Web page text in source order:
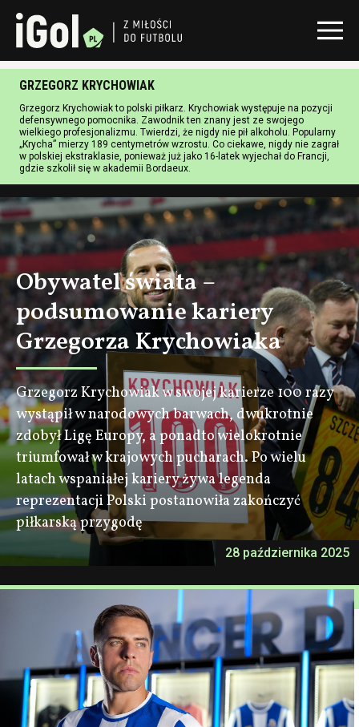
GRZEGORZ KRYCHOWIAK
Grzegorz Krychowiak to polski piłkarz. Krychowiak występuje na pozycji
defensywnego pomocnika. Zawodnik ten znany jest ze swojego
wielkiego profesjonalizmu. Twierdzi, że nigdy nie pił alkoholu. Popularny
„Krycha” mierzy 189 centymetrów wzrostu. Co ciekawe, nigdy nie zagrał
w polskiej ekstraklasie, ponieważ już jako 16-latek wyjechał do Francji,
gdzie szkolił się w akademii Bordaeux.
28 października 2025
Obywatel świata –
podsumowanie kariery
Grzegorza Krychowiaka
Grzegorz Krychowiak w swojej karierze 100 razy
wystąpił w narodowych barwach, dwukrotnie
zdobył Ligę Europy, a ponadto wielokrotnie
triumfował w krajowych pucharach. Po wielu
latach wspaniałej kariery żywa legenda
reprezentacji Polski postanowiła zakończyć
piłkarską przygodę